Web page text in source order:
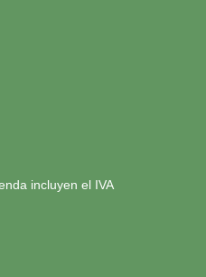
incluyen el IVA